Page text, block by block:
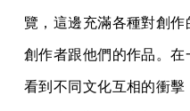
覽，這邊充滿各種對創
創作者跟他們的作品。
看到不同文化互相的衝